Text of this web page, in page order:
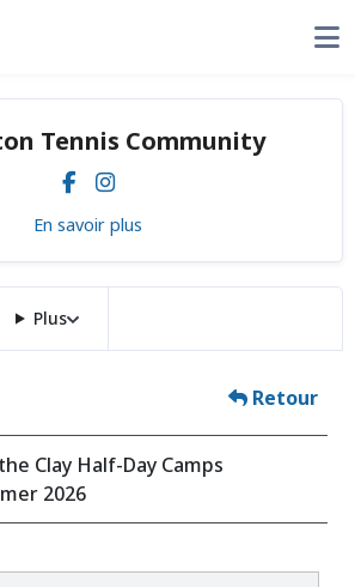
Tennis Community
En savoir plus
Plus
Retour
Clay Half-Day Camps
2026